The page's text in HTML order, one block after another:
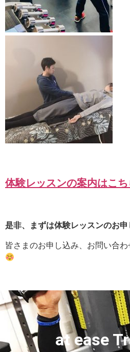
体験レッスンの案内はこ
是非、まずは体験レッスンのお
皆さまのお申し込み、お問い合
at ease